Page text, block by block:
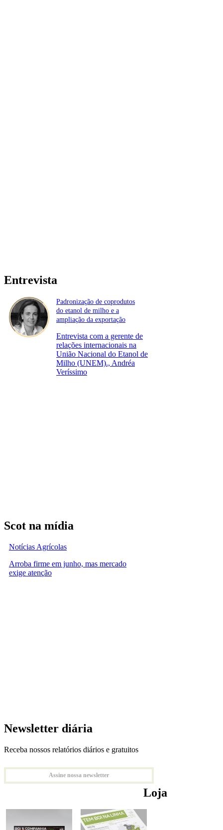
Entrevista
Padronização de coprodutos
do etanol de milho e a
ampliação da exportação
Entrevista com a gerente de
relações internacionais na
União Nacional do Etanol de
Milho (UNEM)., Andréa
Veríssimo
Scot na mídia
Notícias Agrícolas
Arroba firme em junho, mas mercado
exige atenção
Newsletter diária
Receba nossos relatórios diários e gratuitos
Assine nossa newsletter
Loja